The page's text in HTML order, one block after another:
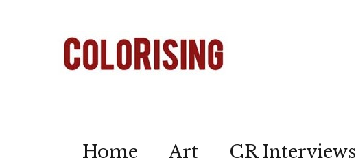
Home Art CR Interviews